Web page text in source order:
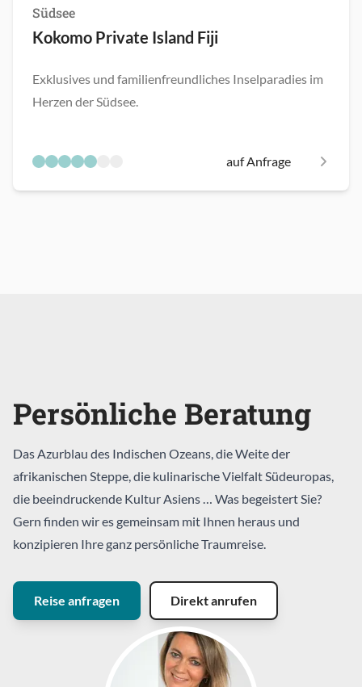
Südsee
Kokomo Private Island Fiji
Exklusives und familienfreundliches Inselparadies im
Herzen der Südsee.
auf Anfrage
Persönliche Beratung
Das Azurblau des Indischen Ozeans, die Weite der
afrikanischen Steppe, die kulinarische Vielfalt Südeuropas,
die beeindruckende Kultur Asiens … Was begeistert Sie?
Gern finden wir es gemeinsam mit Ihnen heraus und
konzipieren Ihre ganz persönliche Traumreise.
Reise anfragen Direkt anrufen